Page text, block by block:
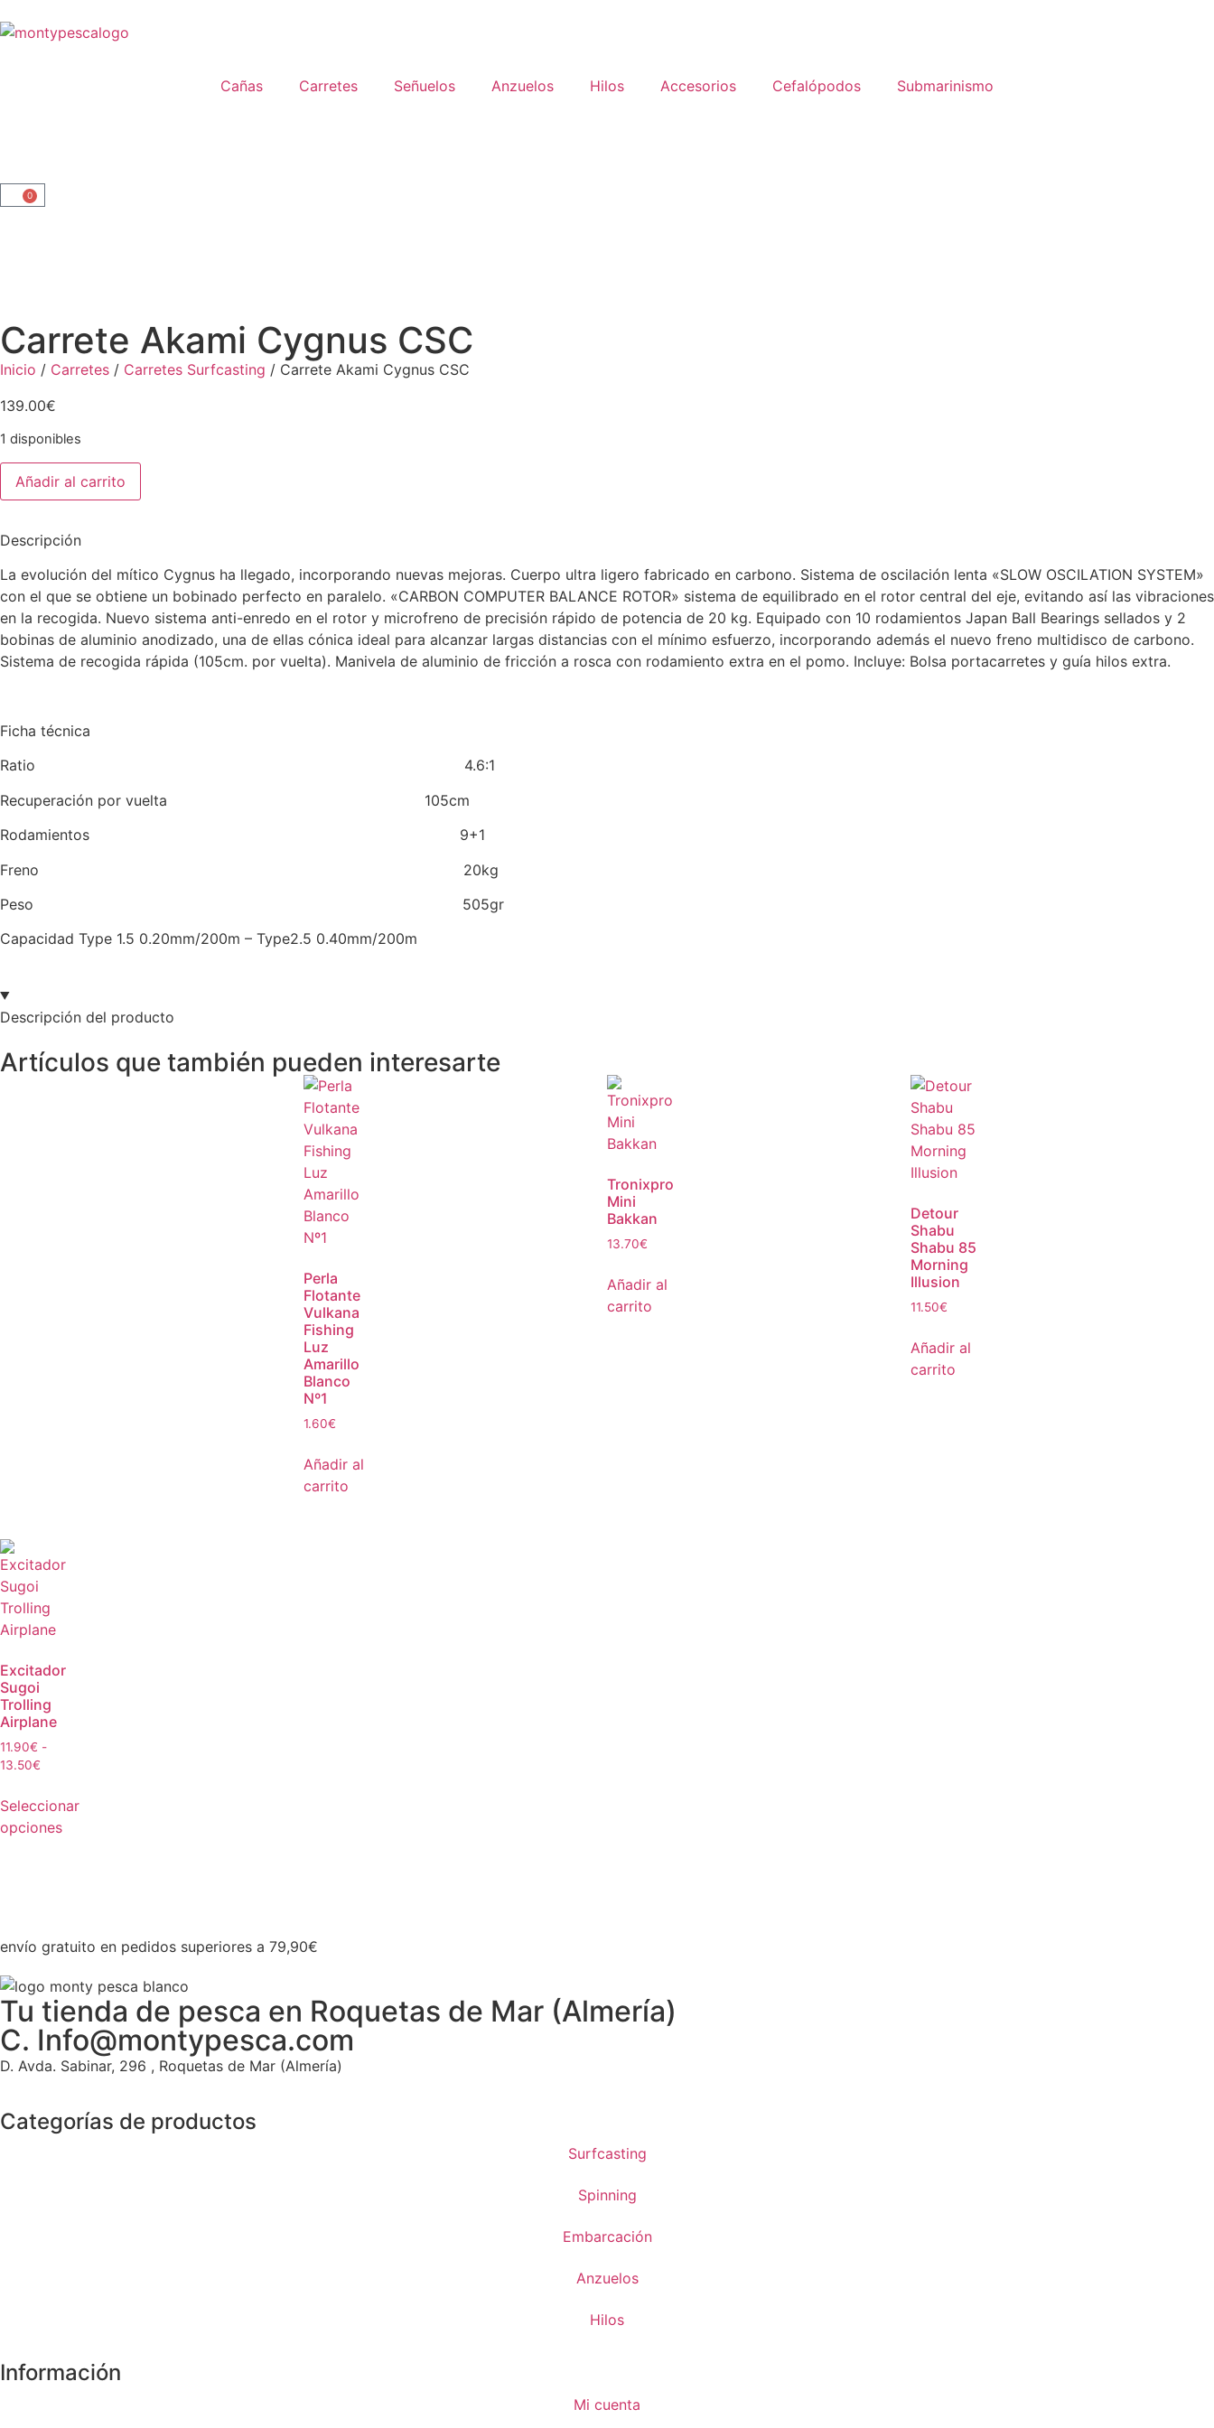
Cañas Carretes Señuelos Anzuelos Hilos Accesorios Cefalópodos Submarinismo
0
Carrete Akami Cygnus CSC
Inicio / Carretes / Carretes Surfcasting / Carrete Akami Cygnus CSC
139.00€
1 disponibles
Añadir al carrito
Descripción
La evolución del mítico Cygnus ha llegado, incorporando nuevas mejoras. Cuerpo ultra ligero fabricado en carbono. Sistema de oscilación lenta «SLOW OSCILATION SYSTEM»
con el que se obtiene un bobinado perfecto en paralelo. «CARBON COMPUTER BALANCE ROTOR» sistema de equilibrado en el rotor central del eje, evitando así las vibraciones
en la recogida. Nuevo sistema anti-enredo en el rotor y microfreno de precisión rápido de potencia de 20 kg. Equipado con 10 rodamientos Japan Ball Bearings sellados y 2
bobinas de aluminio anodizado, una de ellas cónica ideal para alcanzar largas distancias con el mínimo esfuerzo, incorporando además el nuevo freno multidisco de carbono.
Sistema de recogida rápida (105cm. por vuelta). Manivela de aluminio de fricción a rosca con rodamiento extra en el pomo. Incluye: Bolsa portacarretes y guía hilos extra.
Ficha técnica
Ratio 4.6:1
Recuperación por vuelta 105cm
Rodamientos 9+1
Freno 20kg
Peso 505gr
Capacidad Type 1.5 0.20mm/200m – Type2.5 0.40mm/200m
Descripción del producto
Artículos que también pueden interesarte
Perla
Flotante
Vulkana
Fishing
Luz
Amarillo
Blanco
Nº1
1.60€
Añadir al
carrito
Tronixpro
Mini
Bakkan
13.70€
Añadir al
carrito
Detour
Shabu
Shabu 85
Morning
Illusion
11.50€
Añadir al
carrito
Excitador
Sugoi
Trolling
Airplane
11.90€ -
13.50€
Seleccionar
opciones
envío gratuito en pedidos superiores a 79,90€
Tu tienda de pesca en Roquetas de Mar (Almería)
C. Info@montypesca.com
D. Avda. Sabinar, 296 , Roquetas de Mar (Almería)
Categorías de productos
Surfcasting
Spinning
Embarcación
Anzuelos
Hilos
Información
Mi cuenta